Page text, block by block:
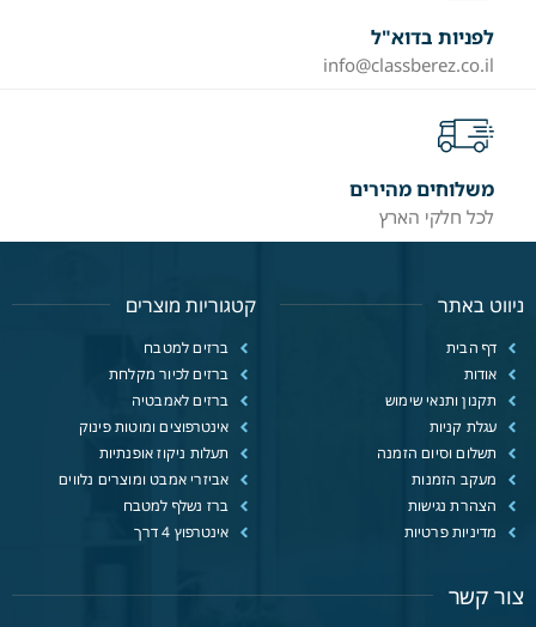
לפניות בדוא"ל
info@classberez.co.il
משלוחים מהירים
לכל חלקי הארץ
ניווט באתר
דף הבית
אודות
תקנון ותנאי שימוש
עגלת קניות
תשלום וסיום הזמנה
מעקב הזמנות
הצהרת נגישות
מדיניות פרטיות
קטגוריות מוצרים
ברזים למטבח
ברזים לכיור מקלחת
ברזים לאמבטיה
אינטרפוצים ומוטות פינוק
תעלות ניקוז אופנתיות
אביזרי אמבט ומוצרים נלווים
ברז נשלף למטבח
אינטרפוץ 4 דרך
צור קשר